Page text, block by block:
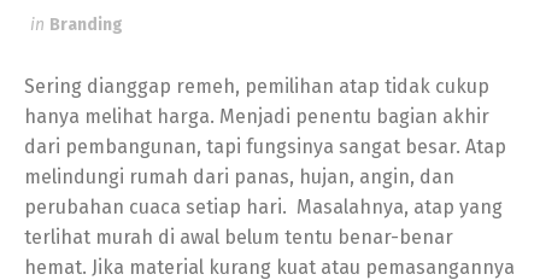
in Branding
Sering dianggap remeh, pemilihan atap tidak cukup
hanya melihat harga. Menjadi penentu bagian akhir
dari pembangunan, tapi fungsinya sangat besar. Atap
melindungi rumah dari panas, hujan, angin, dan
perubahan cuaca setiap hari. Masalahnya, atap yang
terlihat murah di awal belum tentu benar-benar
hemat. Jika material kurang kuat atau pemasangannya